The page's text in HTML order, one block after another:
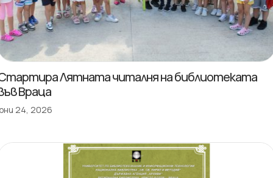
Лятната читалня на библиотеката
Враца
24, 2026